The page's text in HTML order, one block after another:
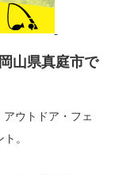
山県真庭市で
ウトドア・フェ
。